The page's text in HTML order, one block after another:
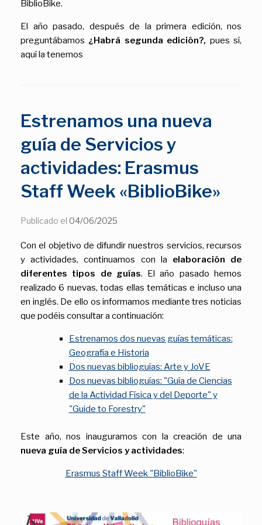
BiblioBike.
El año pasado, después de la primera edición, nos
preguntábamos ¿Habrá segunda edición?, pues sí,
aquí la tenemos
Estrenamos una nueva
guía de Servicios y
actividades: Erasmus
Staff Week «BiblioBike»
Publicado el 04/06/2025
Con el objetivo de difundir nuestros servicios, recursos
y actividades, continuamos con la elaboración de
diferentes tipos de guías. El año pasado hemos
realizado 6 nuevas, todas ellas temáticas e incluso una
en inglés. De ello os informamos mediante tres noticias
que podéis consultar a continuación:
Estrenamos dos nuevas guías temáticas:
Geografía e Historia
Dos nuevas biblioguías: Arte y JoVE
Dos nuevas biblioguías: "Guía de Ciencias
de la Actividad Física y del Deporte" y
"Guide to Forestry"
Este año, nos inauguramos con la creación de una
nueva guía de Servicios y actividades:
Erasmus Staff Week "BiblioBike"